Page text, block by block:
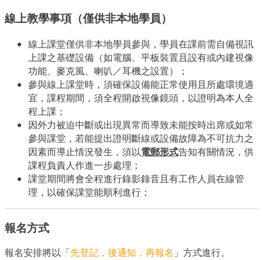
線上教學事項（僅供非本地學員）
線上課堂僅供非本地學員參與，學員在課前需自備視訊
上課之基礎設備（如電腦、平板裝置且設有或內建視像
功能、麥克風、喇叭／耳機之設置）；
參與線上課堂時，須確保設備能正常使用且所處環境適
宜，課程期間，須全程開啟視像鏡頭，以證明為本人全
程上課；
因外力被迫中斷或出現異常而導致未能按時出席或如常
參與課堂，若能提出證明斷線或設備故障為不可抗力之
因素而導止情況發生，須以電郵形式告知有關情況，供
課程負責人作進一步處理；
課堂期間將會全程進行錄影錄音且有工作人員在線管
理，以確保課堂能順利進行；
報名方式
報名安排將以「先登記，後通知，再報名 」方式進行。